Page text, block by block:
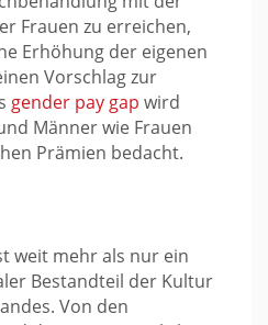
Frauen zu erreichen,
Erhöhung der eigenen
Vorschlag zur
gender pay gap wird
Männer wie Frauen
Prämien bedacht.
weit mehr als nur ein
Bestandteil der Kultur
Von den